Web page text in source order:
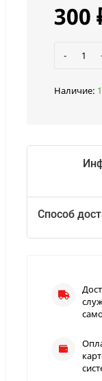
300
-
Наличие:
Способ